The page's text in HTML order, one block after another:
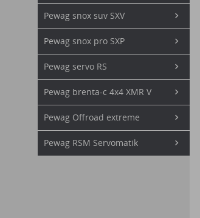
Pewag snox suv SXV
Pewag snox pro SXP
Pewag servo RS
Pewag brenta-c 4x4 XMR V
Pewag Offroad extreme
Pewag RSM Servomatik